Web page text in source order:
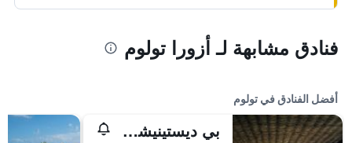
فنادق مشابهة لـ أزورا تولوم
أفضل الفنادق في تولوم
بي ديستينيشن تولوم